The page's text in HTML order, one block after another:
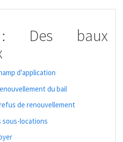
Des baux
d'application
du bail
de renouvellement
sous-locations